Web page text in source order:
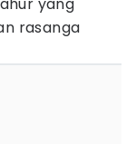
rasanga